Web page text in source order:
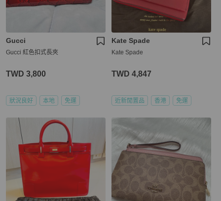
Gucci
Gucci 紅色扣式長夾
TWD 3,800
狀況良好 本地 免運
Kate Spade
Kate Spade
TWD 4,847
近新閒置品 香港 免運